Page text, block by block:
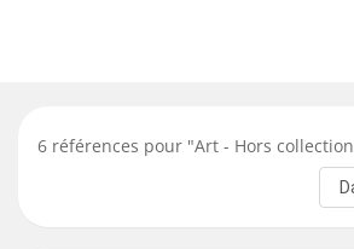
6 références pour "Art - Hors collection